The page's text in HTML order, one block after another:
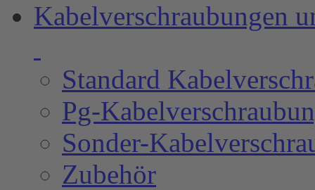
Kabelverschraubungen
Standard
Pg-
Sonder-
Zubehör